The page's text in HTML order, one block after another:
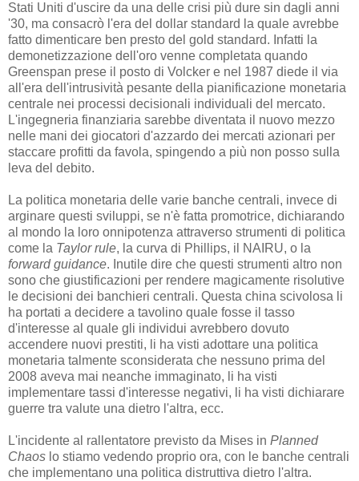
Stati Uniti d'uscire da una delle crisi più dure sin dagli anni
'30, ma consacrò l'era del dollar standard la quale avrebbe
fatto dimenticare ben presto del gold standard. Infatti la
demonetizzazione dell'oro venne completata quando
Greenspan prese il posto di Volcker e nel 1987 diede il via
all'era dell'intrusività pesante della pianificazione monetaria
centrale nei processi decisionali individuali del mercato.
L'ingegneria finanziaria sarebbe diventata il nuovo mezzo
nelle mani dei giocatori d'azzardo dei mercati azionari per
staccare profitti da favola, spingendo a più non posso sulla
leva del debito.
La politica monetaria delle varie banche centrali, invece di
arginare questi sviluppi, se n'è fatta promotrice, dichiarando
al mondo la loro onnipotenza attraverso strumenti di politica
come la Taylor rule, la curva di Phillips, il NAIRU, o la
forward guidance. Inutile dire che questi strumenti altro non
sono che giustificazioni per rendere magicamente risolutive
le decisioni dei banchieri centrali. Questa china scivolosa li
ha portati a decidere a tavolino quale fosse il tasso
d'interesse al quale gli individui avrebbero dovuto
accendere nuovi prestiti, li ha visti adottare una politica
monetaria talmente sconsiderata che nessuno prima del
2008 aveva mai neanche immaginato, li ha visti
implementare tassi d'interesse negativi, li ha visti dichiarare
guerre tra valute una dietro l'altra, ecc.
L'incidente al rallentatore previsto da Mises in Planned
Chaos lo stiamo vedendo proprio ora, con le banche centrali
che implementano una politica distruttiva dietro l'altra.